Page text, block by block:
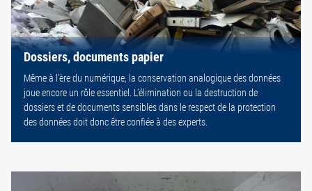
Dossiers, documents papier
Même à l’ère du numérique, la conservation analogique des données
joue encore un rôle essentiel. L’élimination ou la destruction de
dossiers et de documents sensibles dans le respect de la protection
des données doit donc être confiée à des experts.